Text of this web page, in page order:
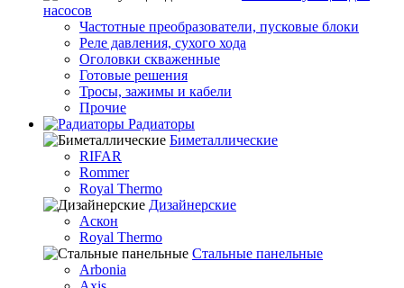
насосов
Частотные преобразователи, пусковые блоки
Реле давления, сухого хода
Оголовки скваженные
Готовые решения
Тросы, зажимы и кабели
Прочие
Радиаторы
Биметаллические
RIFAR
Rommer
Royal Thermo
Дизайнерские
Аскон
Royal Thermo
Стальные панельные
Arbonia